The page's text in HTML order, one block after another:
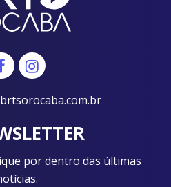
por dentro das últimas